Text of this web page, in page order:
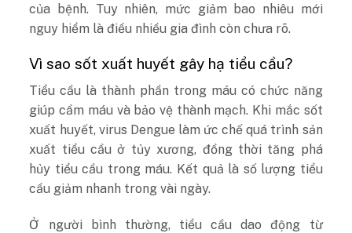
của bệnh. Tuy nhiên, mức giảm bao nhiêu mới
nguy hiểm là điều nhiều gia đình còn chưa rõ.
Vì sao sốt xuất huyết gây hạ tiểu cầu?
Tiểu cầu là thành phần trong máu có chức năng
giúp cầm máu và bảo vệ thành mạch. Khi mắc sốt
xuất huyết, virus Dengue làm ức chế quá trình sản
xuất tiểu cầu ở tủy xương, đồng thời tăng phá
hủy tiểu cầu trong máu. Kết quả là số lượng tiểu
cầu giảm nhanh trong vài ngày.
Ở người bình thường, tiểu cầu dao động từ